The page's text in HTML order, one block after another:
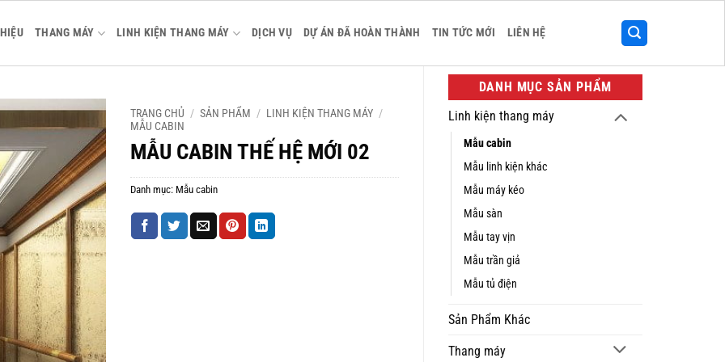
THANG MÁY LINH KIỆN THANG MÁY DỊCH VỤ DỰ ÁN ĐÃ HOÀN THÀNH TIN TỨC MỚI LIÊN HỆ
DANH MỤC SẢN PHẨM
Linh kiện thang máy
Mẫu cabin
Mẫu linh kiện khác
Mẫu máy kéo
Mẫu sàn
Mẫu tay vịn
Mẫu trần giả
Mẫu tủ điện
Sản Phẩm Khác
Thang máy
TRANG CHỦ / SẢN PHẨM / LINH KIỆN THANG MÁY /
MẪU CABIN
MẪU CABIN THẾ HỆ MỚI 02
Danh mục: Mẫu cabin